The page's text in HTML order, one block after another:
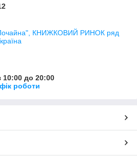
КНИЖКОВИЙ РИНОК ряд
10:00 до 20:00
роботи